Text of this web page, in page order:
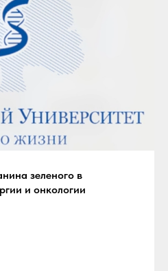
зеленого в
и онкологии